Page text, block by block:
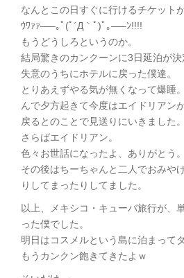
なんとこの日すぐに行けるチケット
ｳﾜｧｧ—–｡ﾟ(ﾟ´Д｀ﾟ)ﾟ｡—–ﾝ!!!!
もうどうしろというのか。
結局驚きのカンクーンに3日延泊が決
失意のうちにホテルに戻った僕達。
とりあえずやる気が無くなって爆睡。
んで夕方起きて今度はエイドリアン
戻るとのことで見送りにいきました。
さらばエイドリアン。
色々お世話になったよ、ありがとう。
その後はちーちゃんと二人でおみや
りしてまったりしてました。
以上、メキシコ・キューバ旅行が、
った僕でした。
明日はコスメルという島に泊まって
もうカンクン飽きてきたよｗ